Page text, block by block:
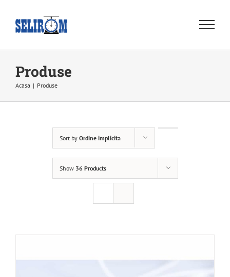
content
Produse
Acasa | Produse
Sort by Ordine implicita
Show 36 Products